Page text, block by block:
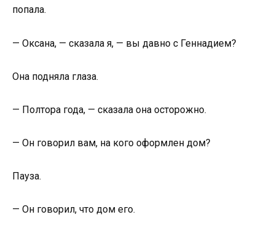
попала.
— Оксана, — сказала я, — вы давно с Геннадием?
Она подняла глаза.
— Полтора года, — сказала она осторожно.
— Он говорил вам, на кого оформлен дом?
Пауза.
— Он говорил, что дом его.